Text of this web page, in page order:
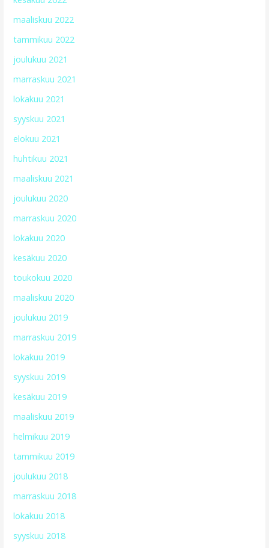
maaliskuu 2022
tammikuu 2022
joulukuu 2021
marraskuu 2021
lokakuu 2021
syyskuu 2021
elokuu 2021
huhtikuu 2021
maaliskuu 2021
joulukuu 2020
marraskuu 2020
lokakuu 2020
kesäkuu 2020
toukokuu 2020
maaliskuu 2020
joulukuu 2019
marraskuu 2019
lokakuu 2019
syyskuu 2019
kesäkuu 2019
maaliskuu 2019
helmikuu 2019
tammikuu 2019
joulukuu 2018
marraskuu 2018
lokakuu 2018
syyskuu 2018